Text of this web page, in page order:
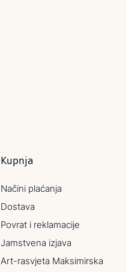
Kupnja
Načini plaćanja
Dostava
Povrat i reklamacije
Jamstvena izjava
Art-rasvjeta Maksimirska